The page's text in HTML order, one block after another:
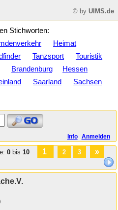
© by UIMS.de
Stichworten:
Heimat
Tanzsport
Touristik
Brandenburg
Hessen
Saarland
Sachsen
Info Anmelden
0bis 10 1 2 3 »